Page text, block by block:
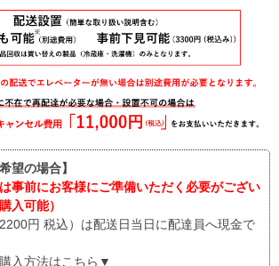
望の場合】
事前にお客様にご準備いただく必要がござい
入可能）
円 税込）は配送日当日に配達員へ現金で
入方法はこちら▼